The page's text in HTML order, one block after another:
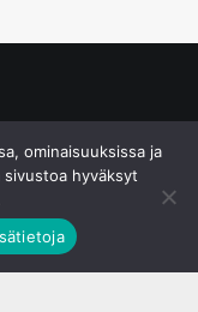
ominaisuuksissa ja
sivustoa hyväksyt